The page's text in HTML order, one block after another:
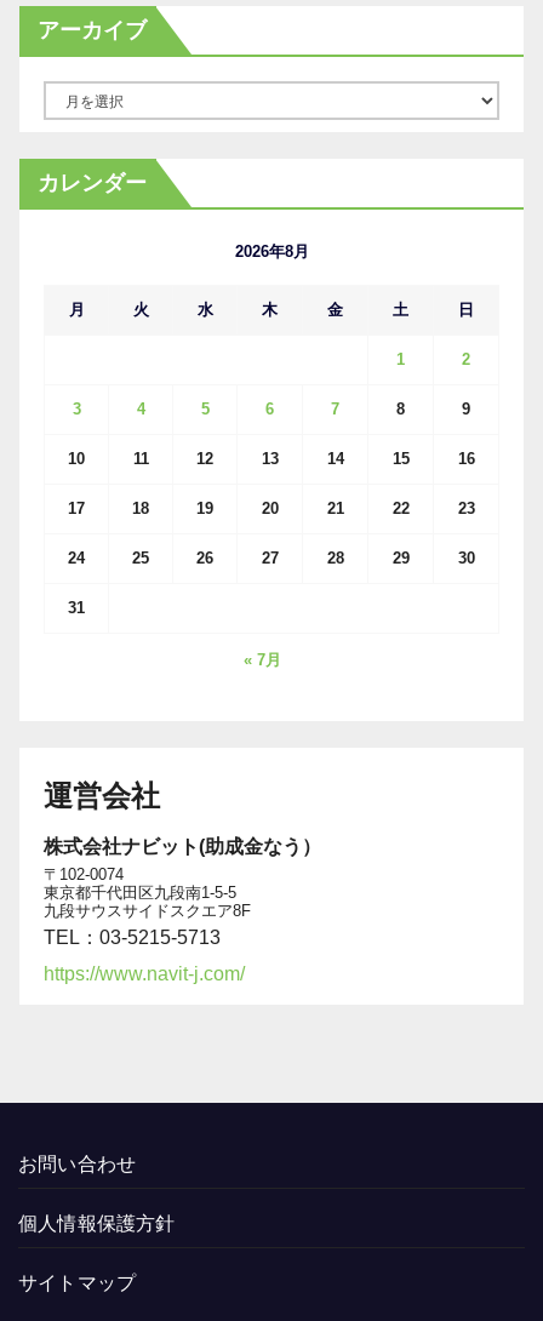
アーカイブ
カ
イ
カレンダー
2026年8月
月 火 水 木 金 土 日
1 2
3 4 5 6 7 8 9
10 11 12 13 14 15 16
17 18 19 20 21 22 23
24 25 26 27 28 29 30
31
« 7月
運営会社
株式会社ナビット(助成金なう）
〒102-0074
東京都千代田区九段南1-5-5
九段サウスサイドスクエア8F
TEL：03-5215-5713
https://www.navit-j.com/
お問い合わせ
個人情報保護方針
サイトマップ